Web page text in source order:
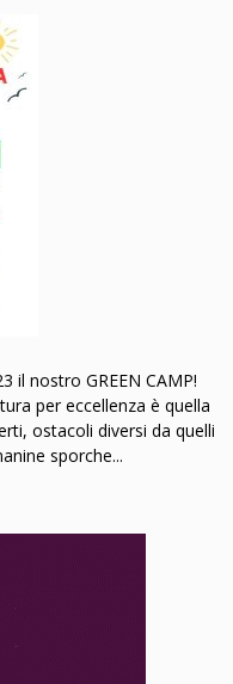
il nostro GREEN CAMP!
per eccellenza è quella
ostacoli diversi da quelli
sporche...